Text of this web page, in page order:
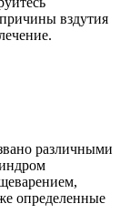
вздутия
различными
определенные